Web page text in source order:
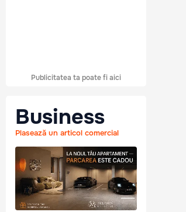
Publicitatea ta poate fi aici
Business
Plasează un articol comercial